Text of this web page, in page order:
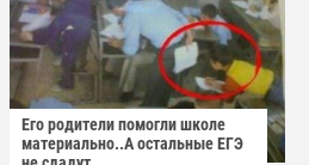
Его родители помогли школе
материально..А остальные ЕГЭ